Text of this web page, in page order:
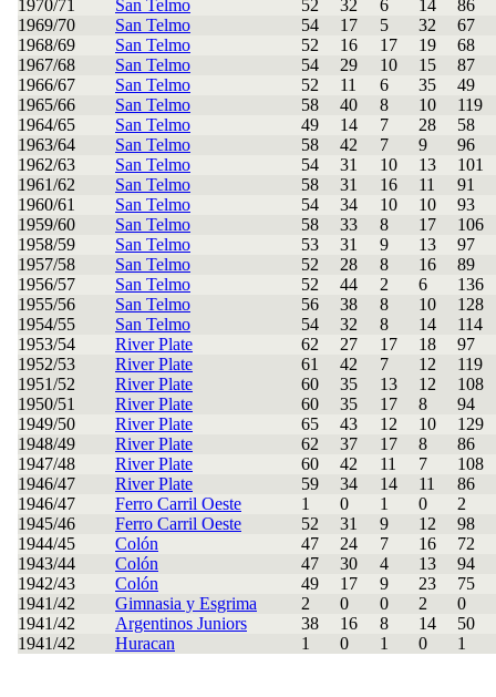
1970/71
San Telmo 52 32 6 14
86
1969/70
San Telmo 54 17 5 32
67
1968/69
San Telmo 52 16 17 19
68
1967/68
San Telmo 54 29 10 15
87
1966/67
San Telmo 52 11 6 35
49
1965/66
San Telmo 58 40 8 10
119
1964/65
San Telmo 49 14 7 28
58
1963/64
San Telmo 58 42 7 9
96
1962/63
San Telmo 54 31 10 13
101
1961/62
San Telmo 58 31 16 11
91
1960/61
San Telmo 54 34 10 10
93
1959/60
San Telmo 58 33 8 17
106
1958/59
San Telmo 53 31 9 13
97
1957/58
San Telmo 52 28 8 16
89
1956/57
San Telmo 52 44 2 6
136
1955/56
San Telmo 56 38 8 10
128
1954/55
San Telmo 54 32 8 14
114
1953/54
River Plate 62 27 17 18
97
1952/53
River Plate 61 42 7 12
119
1951/52
River Plate 60 35 13 12
108
1950/51
River Plate 60 35 17 8
94
1949/50
River Plate 65 43 12 10
129
1948/49
River Plate 62 37 17 8
86
1947/48
River Plate 60 42 11 7
108
1946/47
River Plate 59 34 14 11
86
1946/47
Ferro Carril Oeste 1 0 1 0
2
1945/46
Ferro Carril Oeste 52 31 9 12
98
1944/45
Colón 47 24 7 16
72
1943/44
Colón 47 30 4 13
94
1942/43
Colón 49 17 9 23
75
1941/42
Gimnasia y Esgrima 2 0 0 2
0
1941/42
Argentinos Juniors 38 16 8 14
50
1941/42
Huracan 1 0 1 0 1